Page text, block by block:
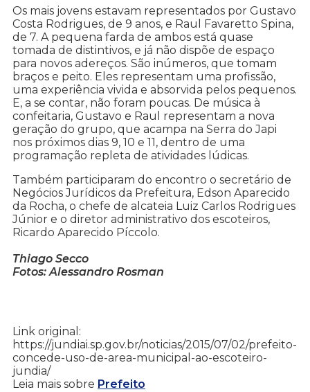
Os mais jovens estavam representados por Gustavo
Costa Rodrigues, de 9 anos, e Raul Favaretto Spina,
de 7. A pequena farda de ambos está quase
tomada de distintivos, e já não dispõe de espaço
para novos adereços. São inúmeros, que tomam
braços e peito. Eles representam uma profissão,
uma experiência vivida e absorvida pelos pequenos.
E, a se contar, não foram poucas. De música à
confeitaria, Gustavo e Raul representam a nova
geração do grupo, que acampa na Serra do Japi
nos próximos dias 9, 10 e 11, dentro de uma
programação repleta de atividades lúdicas.
Também participaram do encontro o secretário de
Negócios Jurídicos da Prefeitura, Edson Aparecido
da Rocha, o chefe de alcateia Luiz Carlos Rodrigues
Júnior e o diretor administrativo dos escoteiros,
Ricardo Aparecido Píccolo.
Thiago Secco
Fotos: Alessandro Rosman
Link original:
https://jundiai.sp.gov.br/noticias/2015/07/02/prefeito-
concede-uso-de-area-municipal-ao-escoteiro-
jundia/
Leia mais sobre Prefeito